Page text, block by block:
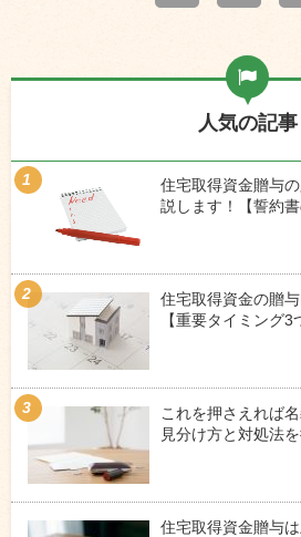
人気の記事
住宅取得資金贈与
説します！【誓約書
住宅取得資金の贈
【重要タイミング3
これを押さえれば
見分け方と対処法
住宅取得資金贈与